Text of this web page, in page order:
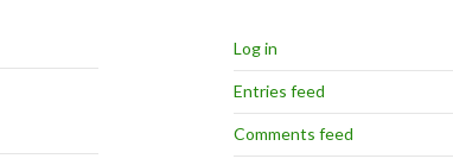
Log in
Entries feed
Comments feed